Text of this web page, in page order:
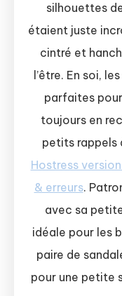
silhouettes
étaient juste
cintré et
l’être. En soi,
parfaites
toujours en
petits rappels
Hostress version
& erreurs.
avec sa
idéale pour les
paire de
pour une petite